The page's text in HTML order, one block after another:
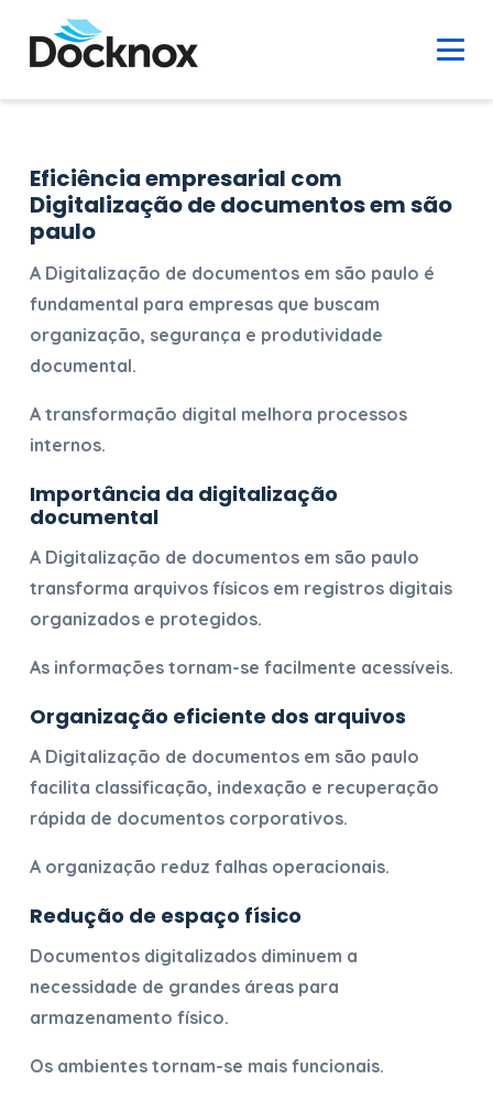
Eficiência empresarial com
Digitalização de documentos em são
paulo
A Digitalização de documentos em são paulo é
fundamental para empresas que buscam
organização, segurança e produtividade
documental.
A transformação digital melhora processos
internos.
Importância da digitalização
documental
A Digitalização de documentos em são paulo
transforma arquivos físicos em registros digitais
organizados e protegidos.
As informações tornam-se facilmente acessíveis.
Organização eficiente dos arquivos
A Digitalização de documentos em são paulo
facilita classificação, indexação e recuperação
rápida de documentos corporativos.
A organização reduz falhas operacionais.
Redução de espaço físico
Documentos digitalizados diminuem a
necessidade de grandes áreas para
armazenamento físico.
Os ambientes tornam-se mais funcionais.